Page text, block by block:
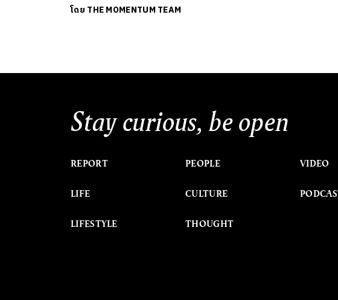
โดย THE MOMENTUM TEAM
Stay curious, be open
REPORT
LIFE
LIFESTYLE
PEOPLE
CULTURE
THOUGHT
VIDEO